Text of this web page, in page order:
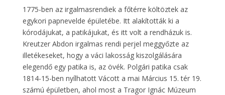
1775-ben az irgalmasrendiek a főtérre költöztek az
egykori papnevelde épületébe. Itt alakították ki a
kórodájukat, a patikájukat, és itt volt a rendházuk is.
Kreutzer Abdon irgalmas rendi perjel meggyőzte az
illetékeseket, hogy a váci lakosság kiszolgálására
elegendő egy patika is, az övék. Polgári patika csak
1814-15-ben nyílhatott Vácott a mai Március 15. tér 19.
számú épületben, ahol most a Tragor Ignác Múzeum